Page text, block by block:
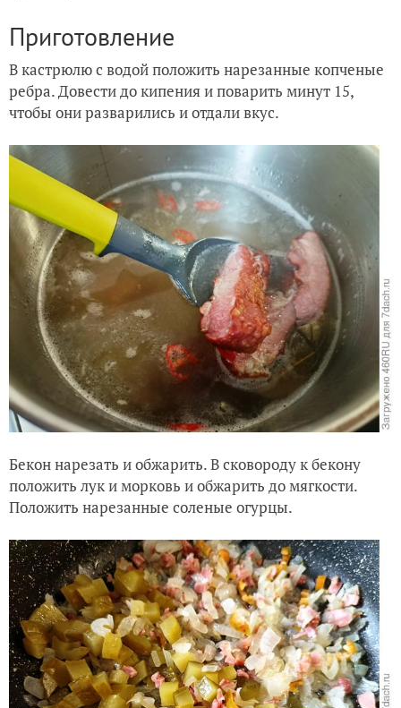
Приготовление
В кастрюлю с водой положить нарезанные копченые
ребра. Довести до кипения и поварить минут 15,
чтобы они разварились и отдали вкус.
Бекон нарезать и обжарить. В сковороду к бекону
положить лук и морковь и обжарить до мягкости.
Положить нарезанные соленые огурцы.